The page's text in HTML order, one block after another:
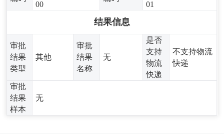
00
01
结果信息
审批
结果
类型
其他
审批
结果
名称
无
是否
支持
物流
快递
不支持物流
快递
审批
结果
样本
无